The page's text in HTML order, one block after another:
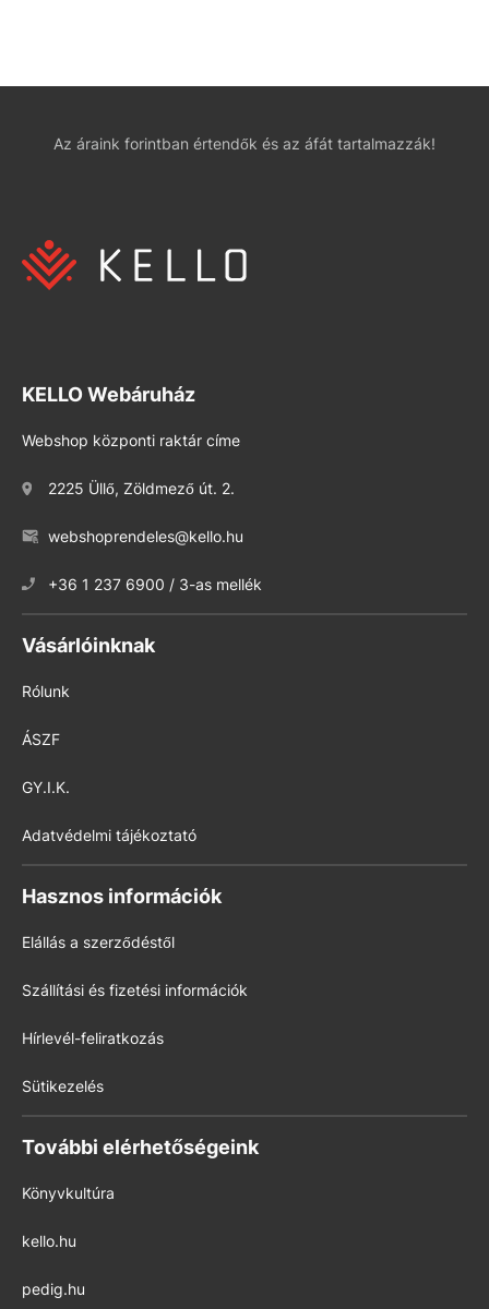
Az áraink forintban értendők és az áfát tartalmazzák!
KELLO Webáruház
Webshop központi raktár címe
2225 Üllő, Zöldmező út. 2.
webshoprendeles@kello.hu
+36 1 237 6900 / 3-as mellék
Vásárlóinknak
Rólunk
ÁSZF
GY.I.K.
Adatvédelmi tájékoztató
Hasznos információk
Elállás a szerződéstől
Szállítási és fizetési információk
Hírlevél-feliratkozás
Sütikezelés
További elérhetőségeink
Könyvkultúra
kello.hu
pedig.hu